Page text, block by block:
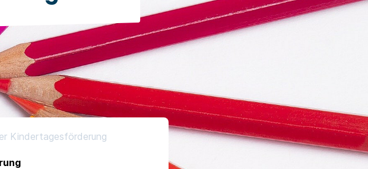
Kindertagesförderung